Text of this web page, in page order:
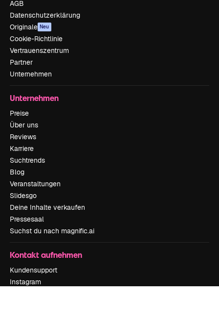
AGB
Datenschutzerklärung
Originale Neu
Cookie-Richtlinie
Vertrauenszentrum
Partner
Unternehmen
Unternehmen
Preise
Über uns
Reviews
Karriere
Suchtrends
Blog
Veranstaltungen
Slidesgo
Deine Inhalte verkaufen
Pressesaal
Suchst du nach magnific.ai
Kontakt aufnehmen
Kundensupport
Instagram